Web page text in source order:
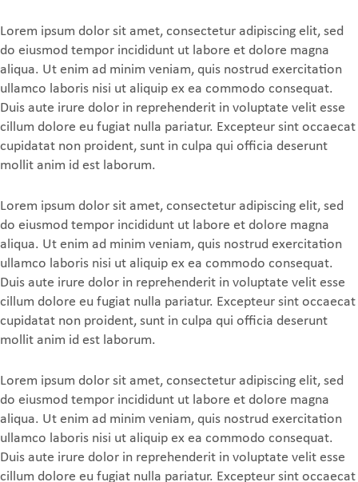
Lorem ipsum dolor sit amet, consectetur adipiscing elit, sed
do eiusmod tempor incididunt ut labore et dolore magna
aliqua. Ut enim ad minim veniam, quis nostrud exercitation
ullamco laboris nisi ut aliquip ex ea commodo consequat.
Duis aute irure dolor in reprehenderit in voluptate velit esse
cillum dolore eu fugiat nulla pariatur. Excepteur sint occaecat
cupidatat non proident, sunt in culpa qui officia deserunt
mollit anim id est laborum.
Lorem ipsum dolor sit amet, consectetur adipiscing elit, sed
do eiusmod tempor incididunt ut labore et dolore magna
aliqua. Ut enim ad minim veniam, quis nostrud exercitation
ullamco laboris nisi ut aliquip ex ea commodo consequat.
Duis aute irure dolor in reprehenderit in voluptate velit esse
cillum dolore eu fugiat nulla pariatur. Excepteur sint occaecat
cupidatat non proident, sunt in culpa qui officia deserunt
mollit anim id est laborum.
Lorem ipsum dolor sit amet, consectetur adipiscing elit, sed
do eiusmod tempor incididunt ut labore et dolore magna
aliqua. Ut enim ad minim veniam, quis nostrud exercitation
ullamco laboris nisi ut aliquip ex ea commodo consequat.
Duis aute irure dolor in reprehenderit in voluptate velit esse
cillum dolore eu fugiat nulla pariatur. Excepteur sint occaecat